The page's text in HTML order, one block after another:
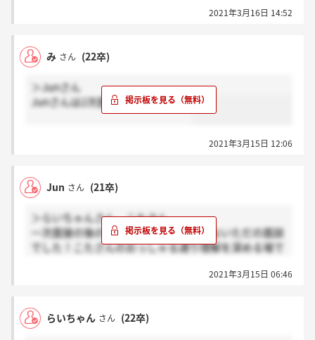
2021年3月16日 14:52
み さん (22卒)
＞Junさん
Junさんは2次面接免除でしたか？
2021年3月15日 12:06
Jun さん (21卒)
＞らいちゃんさん、こたさん
一次面接の後の面談は選考でも何でもないただの面談
でした！こたさんのおっしゃる通り理解を深める場で
2021年3月15日 06:46
らいちゃん さん (22卒)